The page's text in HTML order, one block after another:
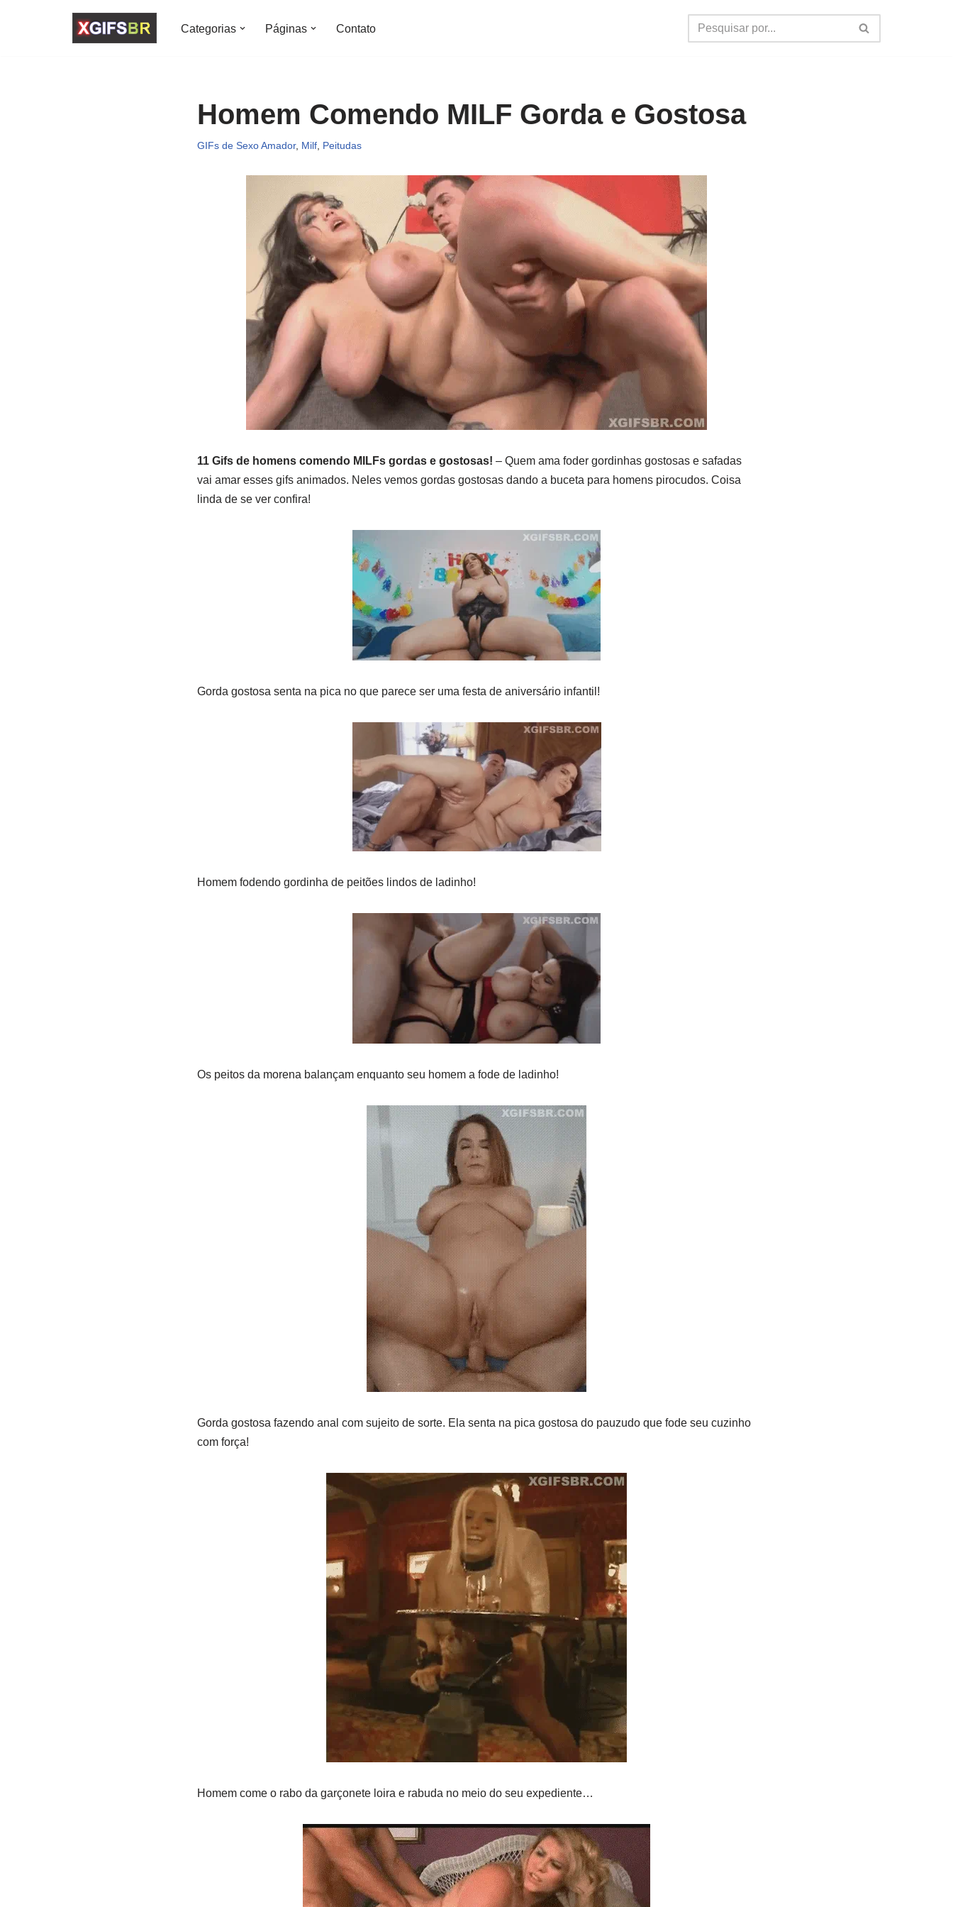
Categorias Páginas Contato
Homem Comendo MILF Gorda e Gostosa
GIFs de Sexo Amador, Milf, Peitudas
11 Gifs de homens comendo MILFs gordas e gostosas! – Quem ama foder gordinhas gostosas e safadas
vai amar esses gifs animados. Neles vemos gordas gostosas dando a buceta para homens pirocudos. Coisa
linda de se ver confira!
Gorda gostosa senta na pica no que parece ser uma festa de aniversário infantil!
Homem fodendo gordinha de peitões lindos de ladinho!
Os peitos da morena balançam enquanto seu homem a fode de ladinho!
Gorda gostosa fazendo anal com sujeito de sorte. Ela senta na pica gostosa do pauzudo que fode seu cuzinho
com força!
Homem come o rabo da garçonete loira e rabuda no meio do seu expediente…